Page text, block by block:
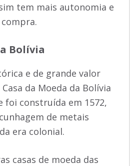
tem mais autonomia e
Bolívia
e de grande valor
da Moeda da Bolívia
foi construída em 1572,
de metais
era colonial.
casas de moeda das